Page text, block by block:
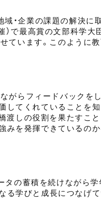
・企業の課題の解決に
で最高賞の文部科学
ています。このように
がらフィードバックを
してくれている ことを
渡しの役割を果たすこ
を発揮できているの
タの蓄積を続けながら
る学びと成長につなげ